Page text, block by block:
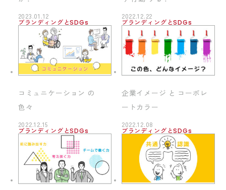
2023.01.12
ブランディングとSDGs
2022.12.22
ブランディングとSDGs
コミュニケーション の
色々
2022.12.15
ブランディングとSDGs
企業イメージ と コーポレ
ートカラー
2022.12.08
ブランディングとSDGs